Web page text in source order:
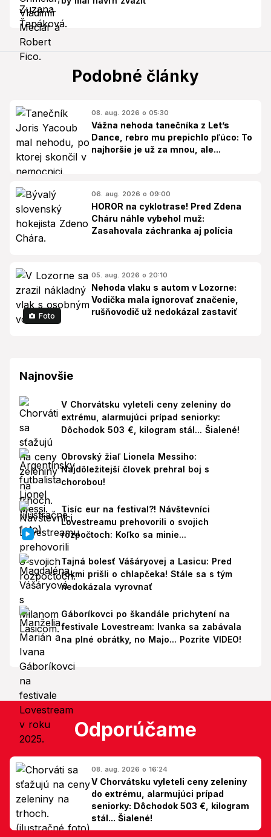
Podobné články
08. aug. 2026 o 05:30
Vážna nehoda tanečníka z Let’s
Dance, rebro mu prepichlo pľúco: To
najhoršie je už za mnou, ale...
06. aug. 2026 o 09:00
HOROR na cyklotrase! Pred Zdena
Cháru náhle vybehol muž:
Zasahovala záchranka aj polícia
Foto
05. aug. 2026 o 20:10
Nehoda vlaku s autom v Lozorne:
Vodička mala ignorovať značenie,
rušňovodič už nedokázal zastaviť
Najnovšie
V Chorvátsku vyleteli ceny zeleniny do
extrému, alarmujúci prípad seniorky:
Dôchodok 503 €, kilogram stál... Šialené!
Obrovský žiaľ Lionela Messiho:
Najdôležitejší človek prehral boj s
chorobou!
Tisíc eur na festival?! Návštevníci
Lovestreamu prehovorili o svojich
rozpočtoch: Koľko sa minie...
Tajná bolesť Vášáryovej a Lasicu: Pred
rokmi prišli o chlapčeka! Stále sa s tým
nedokázala vyrovnať
Gáboríkovci po škandále prichytení na
festivale Lovestream: Ivanka sa zabávala
na plné obrátky, no Majo... Pozrite VIDEO!
Odporúčame
08. aug. 2026 o 16:24
V Chorvátsku vyleteli ceny zeleniny
do extrému, alarmujúci prípad
seniorky: Dôchodok 503 €, kilogram
stál... Šialené!